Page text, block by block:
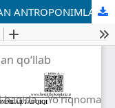
TARIXIY ASARLARDA UCHRAYDIGAN ANTROPONIMLAR TADQIQI
qo‘llab
haqida Yo'riqnoma